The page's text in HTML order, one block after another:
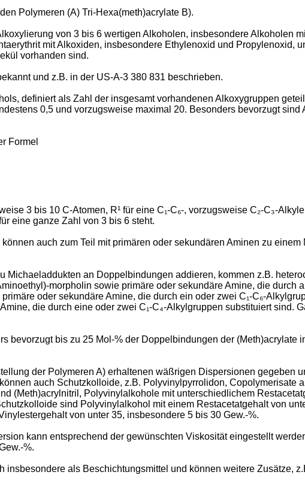
Polymeren (A) Tri-Hexa(meth)acrylate B).
von 3 bis 6 wertigen Alkoholen, insbesondere Alkoholen
mit Alkoxiden, insbesondere Ethylenoxid und Propylenoxid,
vorhanden sind.
und z.B. in der US-A-3 380 831 beschrieben.
definiert als Zahl der insgesamt vorhandenen Alkoxygruppen
0,5 und vorzugsweise maximal 20. Besonders bevorzugt
Formel
3 bis 10 C-Atomen, R¹ für eine C₁-C₆-, vorzugsweise C₂-C₃-
eine ganze Zahl von 3 bis 6 steht.
auch zum Teil mit primären oder sekundären Aminen zu
Michaeladdukten an Doppelbindungen addieren, kommen z.B.
morpholin sowie primäre oder sekundäre Amine, die durch
oder sekundäre Amine, die durch ein oder zwei C₁-C₆-
die durch eine oder zwei C₁-C₄-Alkylgruppen substituiert sind.
bevorzugt bis zu 25 Mol-% der Doppelbindungen der (Meth)acrylate
der Polymeren A) erhaltenen wäßrigen Dispersionen gegeben
auch Schutzkolloide, z.B. Polyvinylpyrrolidon, Copolymerisate
(Meth)acrylnitril, Polyvinylalkohole mit unterschiedlichem
sind Polyvinylalkohol mit einem Restacetatgehalt von
von unter 35, insbesondere 5 bis 30 Gew.-%.
kann entsprechend der gewünschten Viskosität eingestellt
%.
als Beschichtungsmittel und können weitere Zusätze,